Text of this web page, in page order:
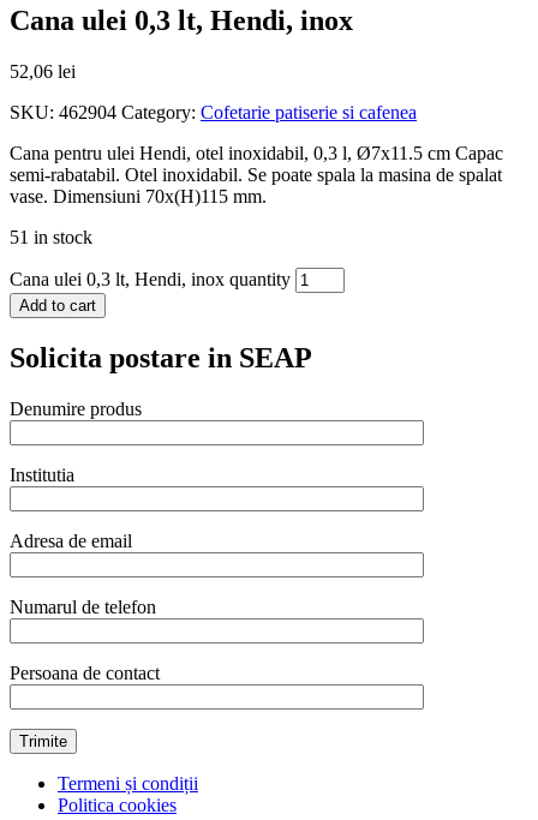
Cana ulei 0,3 lt, Hendi, inox
52,06 lei
SKU: 462904 Category: Cofetarie patiserie si cafenea
Cana pentru ulei Hendi, otel inoxidabil, 0,3 l, Ø7x11.5 cm Capac
semi-rabatabil. Otel inoxidabil. Se poate spala la masina de spalat
vase. Dimensiuni 70x(H)115 mm.
51 in stock
Cana ulei 0,3 lt, Hendi, inox quantity
Add to cart
Solicita postare in SEAP
Denumire produs
Institutia
Adresa de email
Numarul de telefon
Persoana de contact
Termeni și condiții
Politica cookies